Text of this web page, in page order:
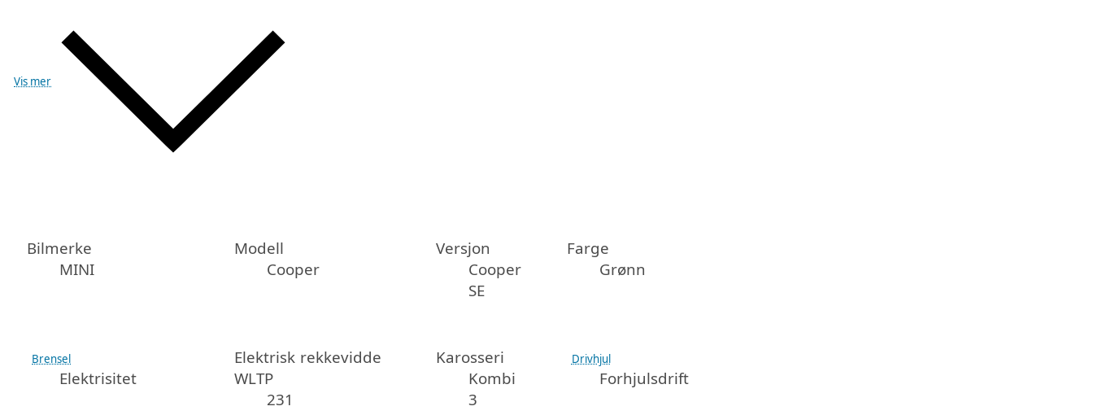
Vis mer
Bilmerke
MINI
Modell
Cooper
Versjon
Cooper
SE
Farge
Grønn
Brensel
Elektrisitet
Elektrisk rekkevidde
WLTP
231
Karosseri
Kombi
3
Drivhjul
Forhjulsdrift